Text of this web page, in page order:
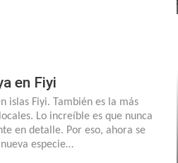
en Fiyi
islas Fiyi. También es la más
Lo increíble es que nunca
en detalle. Por eso, ahora se
especie…